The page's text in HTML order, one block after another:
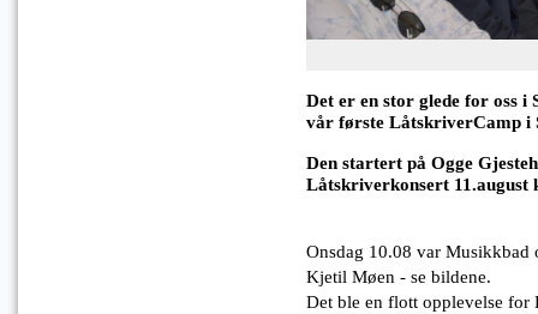
Det er en stor glede for oss i
vår første LåtskriverCamp i
Den startert på Ogge
Låtskriverkonsert 11.august
Onsdag 10.08 var Musikkbad
Kjetil Møen - se bildene.
Det ble en flott opplevelse